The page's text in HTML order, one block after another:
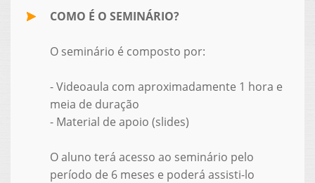
COMO É O SEMINÁRIO?
O seminário é composto por:
- Videoaula com aproximadamente 1 hora e
meia de duração
- Material de apoio (slides)
O aluno terá acesso ao seminário pelo
período de 6 meses e poderá assisti-lo